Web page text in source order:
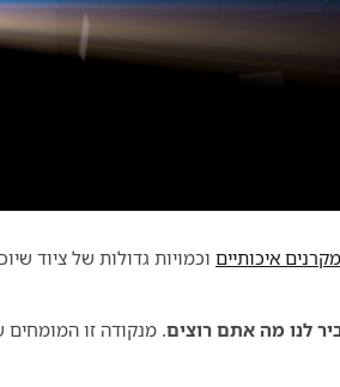
איכותיים וכמויות גדולות של ציוד
לנו מה אתם רוצים. מנקודה זו המומחים